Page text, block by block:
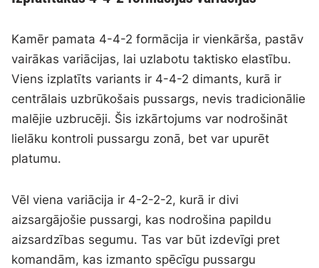
Kamēr pamata 4-4-2 formācija ir vienkārša, pastāv
vairākas variācijas, lai uzlabotu taktisko elastību.
Viens izplatīts variants ir 4-4-2 dimants, kurā ir
centrālais uzbrūkošais pussargs, nevis tradicionālie
malējie uzbrucēji. Šis izkārtojums var nodrošināt
lielāku kontroli pussargu zonā, bet var upurēt
platumu.
Vēl viena variācija ir 4-2-2-2, kurā ir divi
aizsargājošie pussargi, kas nodrošina papildu
aizsardzības segumu. Tas var būt izdevīgi pret
komandām, kas izmanto spēcīgu pussargu